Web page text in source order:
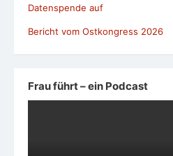
Datenspende auf
Bericht vom Ostkongress 2026
Frau führt – ein Podcast